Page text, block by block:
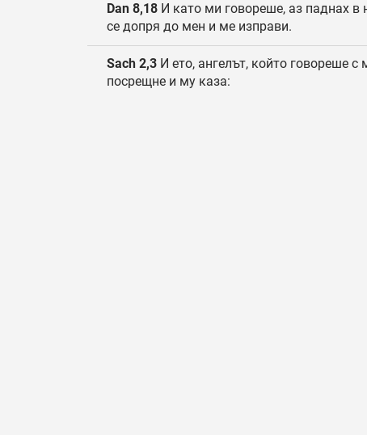
Dan 8,18 И като ми говореше, аз паднах в
се допря до мен и ме изправи.
Sach 2,3 И ето, ангелът, който говореше с
посрещне и му каза: